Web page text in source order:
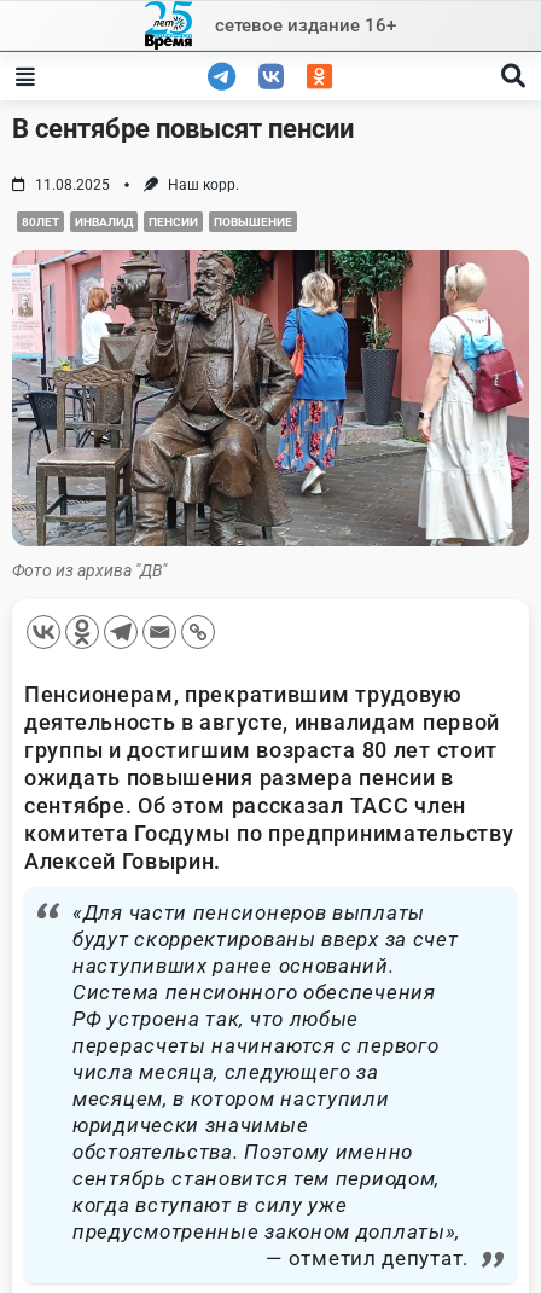
content
сетевое издание 16+
В сентябре повысят пенсии
11.08.2025 Наш корр.
80ЛЕТ ИНВАЛИД ПЕНСИИ ПОВЫШЕНИЕ
Фото из архива "ДВ"
Пенсионерам, прекратившим трудовую
деятельность в августе, инвалидам первой
группы и достигшим возраста 80 лет стоит
ожидать повышения размера пенсии в
сентябре. Об этом рассказал ТАСС член
комитета Госдумы по предпринимательству
Алексей Говырин.
«Для части пенсионеров выплаты
будут скорректированы вверх за счет
наступивших ранее оснований.
Система пенсионного обеспечения
РФ устроена так, что любые
перерасчеты начинаются с первого
числа месяца, следующего за
месяцем, в котором наступили
юридически значимые
обстоятельства. Поэтому именно
сентябрь становится тем периодом,
когда вступают в силу уже
предусмотренные законом доплаты»,
отметил депутат.